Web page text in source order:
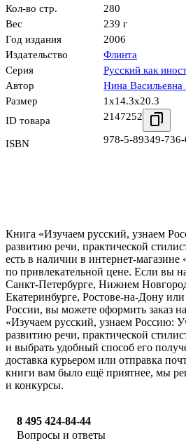
Кол-во стр.
280
Вес
239 г
Год издания
2006
Издательство
Флинта
Серия
Русский как
Автор
Нина Васильевна
Размер
1x14.3x20.3
ID товара
2147252
ISBN 978-5-89349-736-
Книга «Изучаем русский, узнаем
развитию речи, практической
есть в наличии в интернет-магазине
по привлекательной цене. Если вы
Санкт-Петербурге, Нижнем
Екатеринбурге, Ростове-на-Дону
России, вы можете оформить заказ
«Изучаем русский, узнаем Россию:
развитию речи, практической
и выбрать удобный способ его
доставка курьером или отправка
книги вам было ещё приятнее, мы
и конкурсы.
8 495 424-84-44
Вопросы и ответы